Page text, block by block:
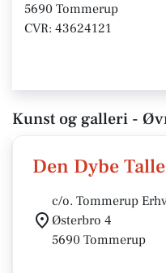
5690 Tommerup
CVR: 43624121
Kunst og galleri -
Den Dybe
c/o. Tommerup
Østerbro 4
5690 Tommerup